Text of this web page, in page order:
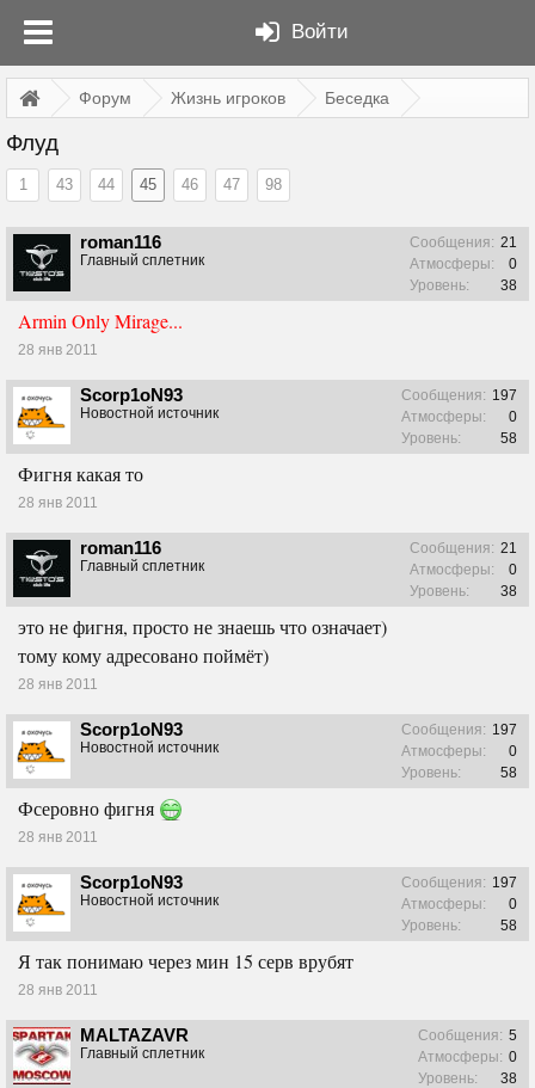
Войти
Форум Жизнь игроков Беседка
Флуд
1 43 44 45 46 47 98
roman116
Главный сплетник
Сообщения: 21
Атмосферы:
0
Уровень:
38
Armin Only Mirage...
28 янв 2011
Scorp1oN93
Новостной источник
Сообщения: 197
Атмосферы:
0
Уровень:
58
Фигня какая то
28 янв 2011
roman116
Главный сплетник
Сообщения: 21
Атмосферы:
0
Уровень:
38
это не фигня, просто не знаешь что означает)
тому кому адресовано поймёт)
28 янв 2011
Scorp1oN93
Новостной источник
Сообщения: 197
Атмосферы:
0
Уровень:
58
Фсеровно фигня
28 янв 2011
Scorp1oN93
Новостной источник
Сообщения: 197
Атмосферы:
0
Уровень:
58
Я так понимаю через мин 15 серв врубят
28 янв 2011
MALTAZAVR
Главный сплетник
Сообщения: 5
Атмосферы: 0
Уровень:
38